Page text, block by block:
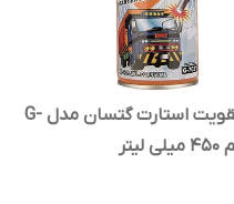
اسپری تقویت استارت گتسان مدل G-